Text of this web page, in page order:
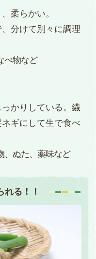
柔らかい。
分けて別々に調理
べ物など
かりしている。繊
ギにして生で食べ
、ぬた、薬味など
れる！！